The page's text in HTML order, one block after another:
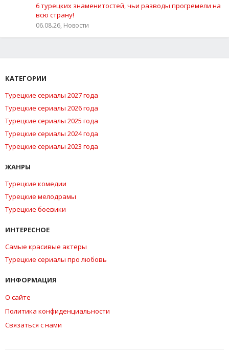
6 турецких знаменитостей, чьи разводы прогремели на
всю страну!
06.08.26, Новости
КАТЕГОРИИ
Турецкие сериалы 2027 года
Турецкие сериалы 2026 года
Турецкие сериалы 2025 года
Турецкие сериалы 2024 года
Турецкие сериалы 2023 года
ЖАНРЫ
Турецкие комедии
Турецкие мелодрамы
Турецкие боевики
ИНТЕРЕСНОЕ
Самые красивые актеры
Турецкие сериалы про любовь
ИНФОРМАЦИЯ
О сайте
Политика конфиденциальности
Связаться с нами